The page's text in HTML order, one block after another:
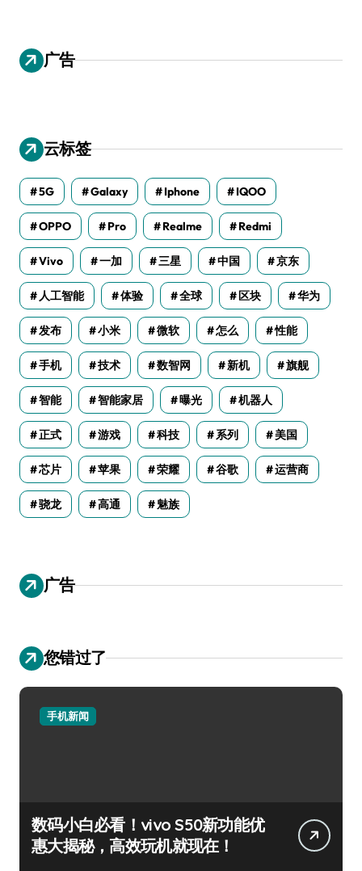
广告
云标签
5G Galaxy Iphone IQOO
OPPO Pro Realme Redmi
Vivo 一加 三星 中国 京东
人工智能 体验 全球 区块 华为
发布 小米 微软 怎么 性能
手机 技术 数智网 新机 旗舰
智能 智能家居 曝光 机器人
正式 游戏 科技 系列 美国
芯片 苹果 荣耀 谷歌 运营商
骁龙 高通 魅族
广告
您错过了
手机新闻
数码小白必看！vivo S50新功能优
惠大揭秘，高效玩机就现在！